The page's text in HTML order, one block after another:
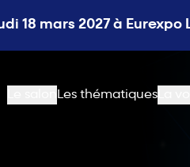
18 mars 2027 à Eurexpo
Les thématiques